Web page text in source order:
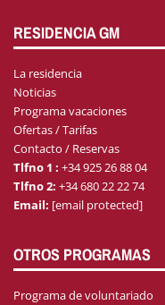
RESIDENCIA GM
La residencia
Noticias
Programa vacaciones
Ofertas / Tarifas
Contacto / Reservas
Tlfno 1 : +34 925 26 88 04
Tlfno 2: +34 680 22 22 74
Email: [email protected]
OTROS PROGRAMAS
Programa de voluntariado